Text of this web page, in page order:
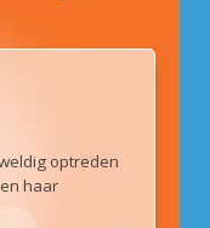
optreden
haar